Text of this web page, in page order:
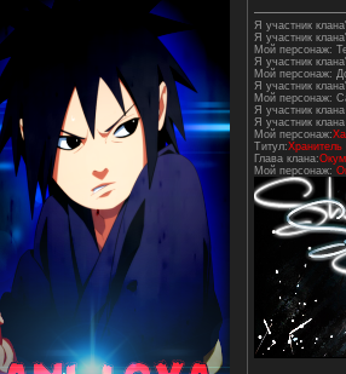
Я участник
Я участник
Мой персонаж:
Я участник
Мой персонаж:
Я участник
Мой персонаж:
Я участник
Я участник клана
Мой персонаж:
Титул:Хранитель
Глава клана:
Мой персонаж: